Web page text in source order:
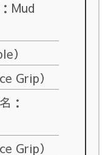
Mud
）
Grip）
：
Grip）